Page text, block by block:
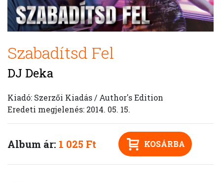
Szabadítsd Fel
DJ Deka
Kiadó: Szerzői Kiadás / Author's Edition
Eredeti megjelenés: 2014. 05. 15.
Album ár: 1 025 Ft KOSÁRBA